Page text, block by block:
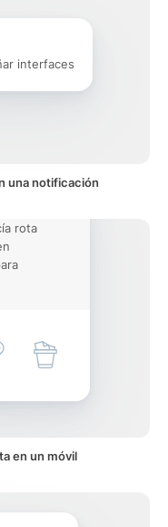
interfaces
una notificación
rota
en un móvil